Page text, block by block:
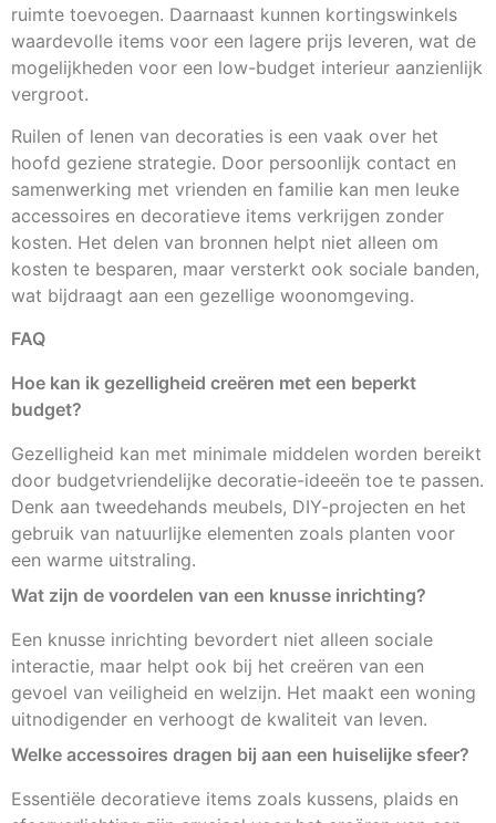
ruimte toevoegen. Daarnaast kunnen kortingswinkels
waardevolle items voor een lagere prijs leveren, wat de
mogelijkheden voor een low-budget interieur aanzienlijk
vergroot.
Ruilen of lenen van decoraties is een vaak over het
hoofd geziene strategie. Door persoonlijk contact en
samenwerking met vrienden en familie kan men leuke
accessoires en decoratieve items verkrijgen zonder
kosten. Het delen van bronnen helpt niet alleen om
kosten te besparen, maar versterkt ook sociale banden,
wat bijdraagt aan een gezellige woonomgeving.
FAQ
Hoe kan ik gezelligheid creëren met een beperkt
budget?
Gezelligheid kan met minimale middelen worden bereikt
door budgetvriendelijke decoratie-ideeën toe te passen.
Denk aan tweedehands meubels, DIY-projecten en het
gebruik van natuurlijke elementen zoals planten voor
een warme uitstraling.
Wat zijn de voordelen van een knusse inrichting?
Een knusse inrichting bevordert niet alleen sociale
interactie, maar helpt ook bij het creëren van een
gevoel van veiligheid en welzijn. Het maakt een woning
uitnodigender en verhoogt de kwaliteit van leven.
Welke accessoires dragen bij aan een huiselijke sfeer?
Essentiële decoratieve items zoals kussens, plaids en